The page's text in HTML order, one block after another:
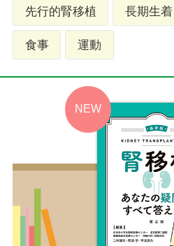
先行的腎移植 長期生着
食事 運動